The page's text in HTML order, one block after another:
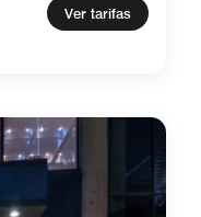
Ver tarifas